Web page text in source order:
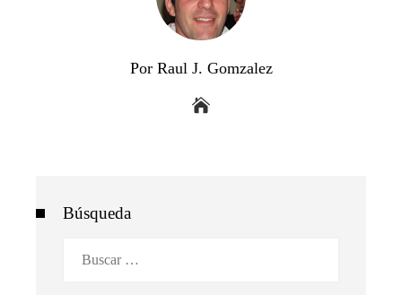
Por Raul J. Gomzalez
Búsqueda